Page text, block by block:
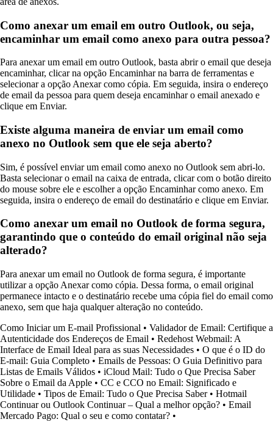
Como anexar um email em outro Outlook, ou seja,
encaminhar um email como anexo para outra pessoa?
Para anexar um email em outro Outlook, basta abrir o email que deseja
encaminhar, clicar na opção Encaminhar na barra de ferramentas e
selecionar a opção Anexar como cópia. Em seguida, insira o endereço
de email da pessoa para quem deseja encaminhar o email anexado e
clique em Enviar.
Existe alguma maneira de enviar um email como
anexo no Outlook sem que ele seja aberto?
Sim, é possível enviar um email como anexo no Outlook sem abri-lo.
Basta selecionar o email na caixa de entrada, clicar com o botão direito
do mouse sobre ele e escolher a opção Encaminhar como anexo. Em
seguida, insira o endereço de email do destinatário e clique em Enviar.
Como anexar um email no Outlook de forma segura,
garantindo que o conteúdo do email original não seja
alterado?
Para anexar um email no Outlook de forma segura, é importante
utilizar a opção Anexar como cópia. Dessa forma, o email original
permanece intacto e o destinatário recebe uma cópia fiel do email como
anexo, sem que haja qualquer alteração no conteúdo.
Como Iniciar um E-mail Profissional • Validador de Email: Certifique a
Autenticidade dos Endereços de Email • Redehost Webmail: A
Interface de Email Ideal para as suas Necessidades • O que é o ID do
E-mail: Guia Completo • Emails de Pessoas: O Guia Definitivo para
Listas de Emails Válidos • iCloud Mail: Tudo o Que Precisa Saber
Sobre o Email da Apple • CC e CCO no Email: Significado e
Utilidade • Tipos de Email: Tudo o Que Precisa Saber• Hotmail
Continuar ou Outlook Continuar – Qual a melhor opção? • Email
Mercado Pago: Qual o seu e como contatar? •